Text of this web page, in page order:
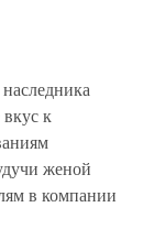
к
женой
в компании